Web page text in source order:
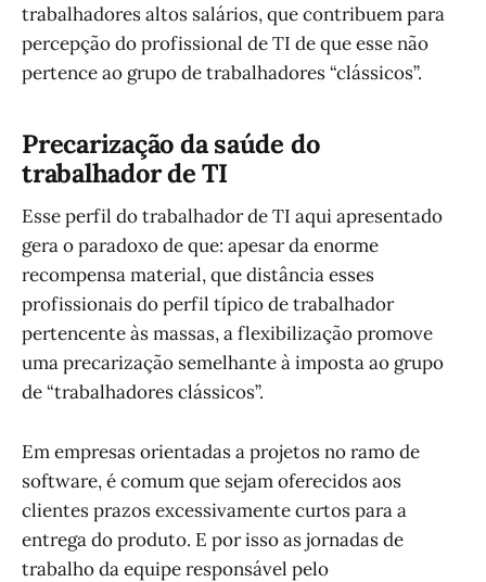
trabalhadores altos salários, que contribuem para
percepção do profissional de TI de que esse não
pertence ao grupo de trabalhadores “clássicos”.
Precarização da saúde do
trabalhador de TI
Esse perfil do trabalhador de TI aqui apresentado
gera o paradoxo de que: apesar da enorme
recompensa material, que distância esses
profissionais do perfil típico de trabalhador
pertencente às massas, a flexibilização promove
uma precarização semelhante à imposta ao grupo
de “trabalhadores clássicos”.
Em empresas orientadas a projetos no ramo de
software, é comum que sejam oferecidos aos
clientes prazos excessivamente curtos para a
entrega do produto. E por isso as jornadas de
trabalho da equipe responsável pelo